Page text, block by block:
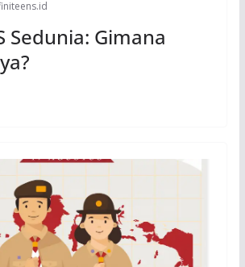
Sedunia: Gimana